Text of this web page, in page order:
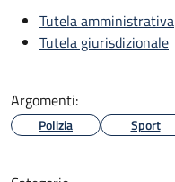
Tutela amministrativa
Tutela giurisdizionale
Argomenti:
Polizia Sport